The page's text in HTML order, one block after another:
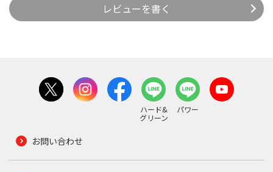
レビューを書く
ハード&
グリーン
パワー
お問い合わせ